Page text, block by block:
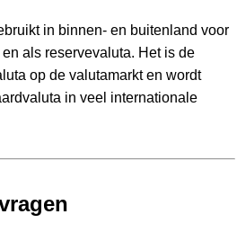
in binnen- en buitenland voor
als reservevaluta. Het is de
op de valutamarkt en wordt
in veel internationale